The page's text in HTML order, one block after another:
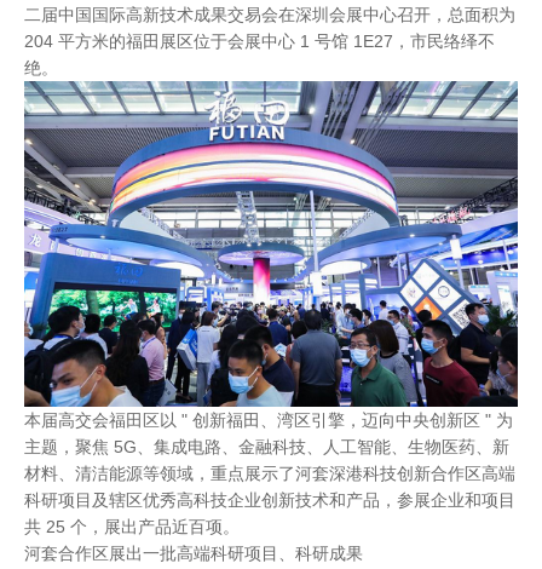
二届中国国际高新技术成果交易会在深圳会展中心召开，总面积为
204 平方米的福田展区位于会展中心 1 号馆 1E27，市民络绎不
绝。
本届高交会福田区以 " 创新福田、湾区引擎，迈向中央创新区 " 为
主题，聚焦 5G、集成电路、金融科技、人工智能、生物医药、新
材料、清洁能源等领域，重点展示了河套深港科技创新合作区高端
科研项目及辖区优秀高科技企业创新技术和产品，参展企业和项目
共 25 个，展出产品近百项。
河套合作区展出一批高端科研项目、科研成果